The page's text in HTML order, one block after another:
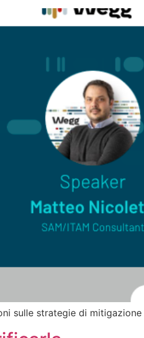
sulle strategie di mitigazione